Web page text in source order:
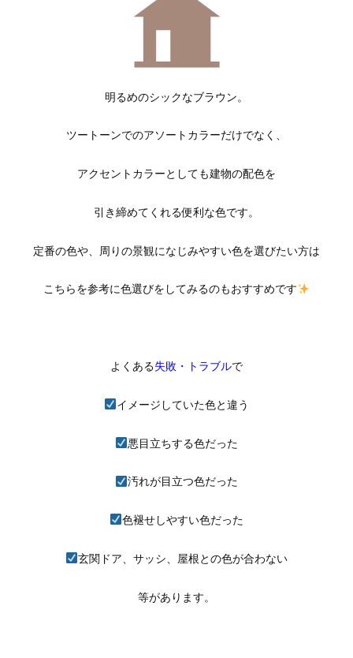
明るめのシックなブラウン。
ツートーンでのアソートカラーだけでなく、
アクセントカラーとしても建物の配色を
引き締めてくれる便利な色です。
定番の色や、周りの景観になじみやすい色を選びたい方は
こちらを参考に色選びをしてみるのもおすすめです
よくある失敗・トラブルで
イメージしていた色と違う
悪目立ちする色だった
汚れが目立つ色だった
色褪せしやすい色だった
玄関ドア、サッシ、屋根との色が合わない
等があります。